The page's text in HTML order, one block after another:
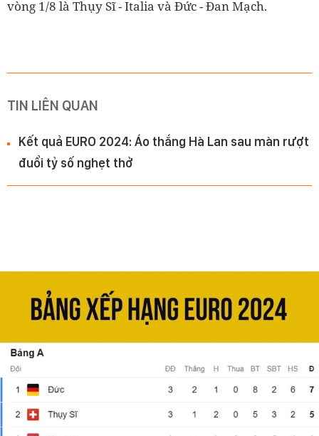
vòng 1/8 là Thụy Sĩ - Italia và Đức - Đan Mạch.
TIN LIÊN QUAN
Kết quả EURO 2024: Áo thắng Hà Lan sau màn rượt
đuổi tỷ số nghẹt thở